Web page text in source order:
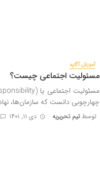
آموزش آگاپه
مسئولیت اجتماعی چیست؟
چهارچوبی دانست که سازمان‌ها،
توسطتیم تحریریه دی ۱۱, ۱۴۰۱